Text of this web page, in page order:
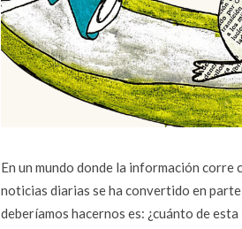
En un mundo donde la información
noticias diarias se ha convertido en
deberíamos hacernos es: ¿cuánto de